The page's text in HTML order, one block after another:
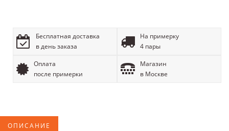
Бесплатная доставка
в день заказа
На примерку
4 пары
Оплата
после примерки
Магазин
в Москве
ОПИСАНИЕ